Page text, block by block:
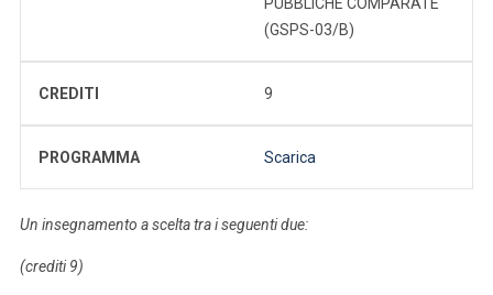
(GSPS-03/B)
CREDITI 9
PROGRAMMA Scarica
Un insegnamento a scelta tra i seguenti due:
(crediti 9)